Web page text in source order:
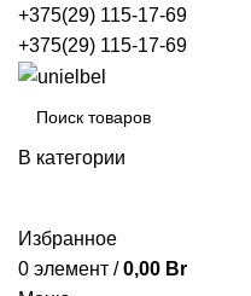
+375(29) 115-17-69
+375(29) 115-17-69
В категории
Избранное
0 элемент / 0,00 Br